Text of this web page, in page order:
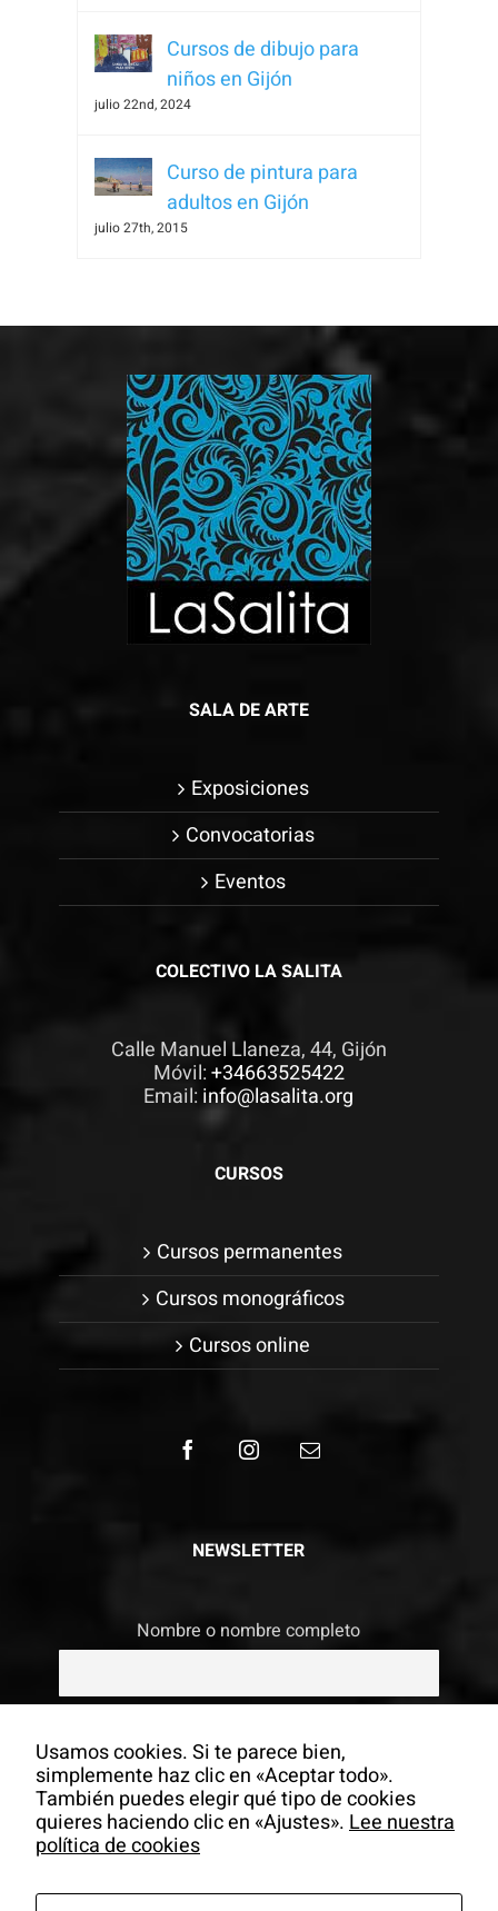
Cursos de dibujo para
niños en Gijón
julio 22nd, 2024
Curso de pintura para
adultos en Gijón
julio 27th, 2015
SALA DE ARTE
Exposiciones
Convocatorias
Eventos
COLECTIVO LA SALITA
Calle Manuel Llaneza, 44, Gijón
Móvil:+34663525422
Email: info@lasalita.org
CURSOS
Cursos permanentes
Cursos monográficos
Cursos online
NEWSLETTER
Nombre o nombre completo
Si continúas, aceptas la política de
privacidad
Usamos cookies. Si te parece bien,
simplemente haz clic en «Aceptar todo».
También puedes elegir qué tipo de cookies
quieres haciendo clic en «Ajustes».Lee nuestra
política de cookies